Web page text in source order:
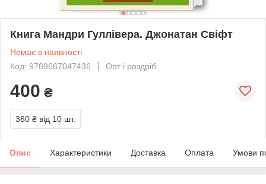
Книга Мандри Гуллівера. Джонатан Свіфт
Немає в наявності
Код: 9789667047436
Опт і роздріб
400 ₴
360 ₴ від 10 шт.
Опис Характеристики Доставка Оплата Умови